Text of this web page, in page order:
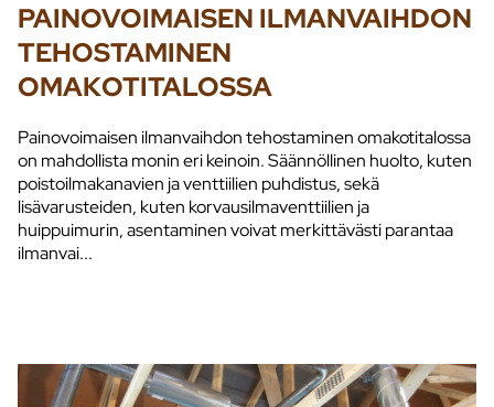
PAINOVOIMAISEN ILMANVAIHDON
TEHOSTAMINEN
OMAKOTITALOSSA
Painovoimaisen ilmanvaihdon tehostaminen omakotitalossa
on mahdollista monin eri keinoin. Säännöllinen huolto, kuten
poistoilmakanavien ja venttiilien puhdistus, sekä
lisävarusteiden, kuten korvausilmaventtiilien ja
huippuimurin, asentaminen voivat merkittävästi parantaa
ilmanvai...